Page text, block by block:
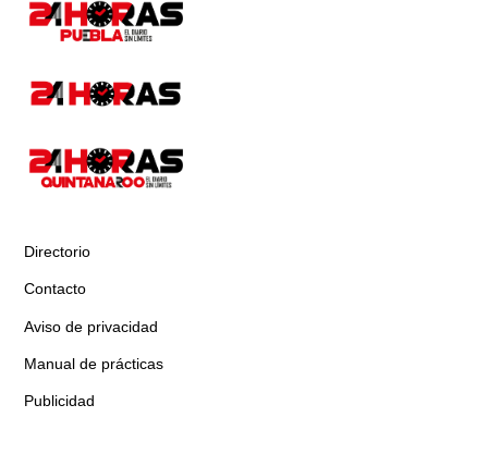
Directorio
Contacto
Aviso de privacidad
Manual de prácticas
Publicidad